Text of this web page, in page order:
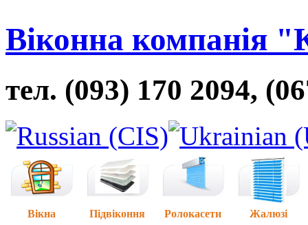
Віконна компанія
тел. (093) 170 2094,
Вікна Підвіконня Ролокасети Жалюзі